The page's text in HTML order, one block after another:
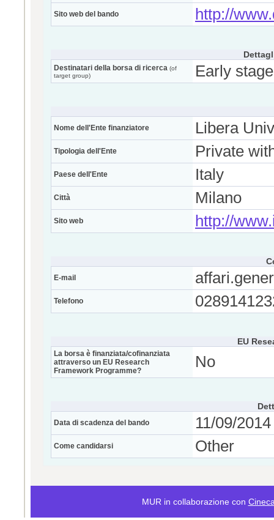
Sito web del bando http://
Destinatari della borsa di ricerca (of
target group)
Early
Nome dell'Ente finanziatore Libera
Tipologia dell'Ente Private
Paese dell'Ente Italy
Città Milano
Sito web http://
E-mail
Telefono
EU
La borsa è finanziata/cofinanziata
attraverso un EU Research
Framework Programme?
No
Data di scadenza del bando 11/09/
Come candidarsi Other
MUR in collaborazione con